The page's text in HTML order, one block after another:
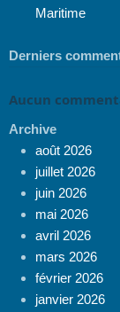
Maritime
Derniers
Aucun
Archive
août 2026
juillet 2026
juin 2026
mai 2026
avril 2026
mars 2026
février 2026
janvier 2026